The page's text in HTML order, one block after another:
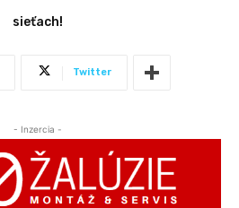
sieťach!
Twitter
- Inzercia -